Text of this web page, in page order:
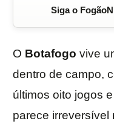
Siga o
O Botafogo vive
dentro de campo,
últimos oito jogos
parece irreversível